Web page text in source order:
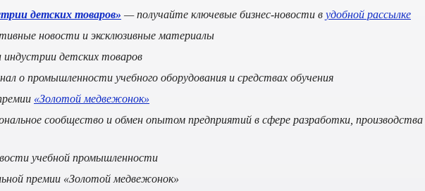
детских товаров» — получайте ключевые бизнес-новости в удобной рассылке
новости и эксклюзивные материалы
детских товаров
о промышленности учебного оборудования и средствах обучения
«Золотой медвежонок»
сообщество и обмен опытом предприятий в сфере разработки, производства
учебной промышленности
премии «Золотой медвежонок»